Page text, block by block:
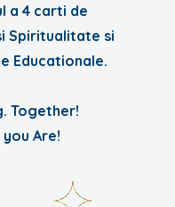
a 4 carti de
Spiritualitate si
Educationale.
Together!
Are!